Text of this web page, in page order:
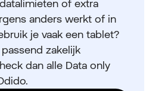
of extra
anders werkt of in
je vaak een tablet?
zakelijk
dan alle Data only